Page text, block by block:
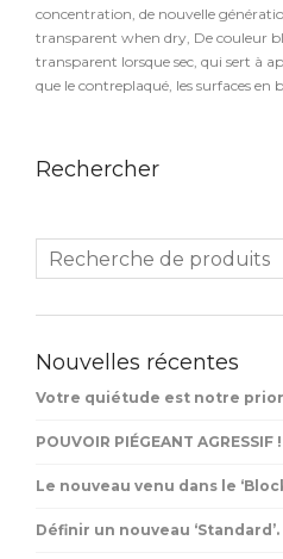
concentration, de nouvelle
transparent when dry, De couleur
transparent lorsque sec, qui sert à
que le contreplaqué, les surfaces en
Rechercher
Nouvelles récentes
Votre quiétude est notre
POUVOIR PIÉGEANT AGRESSIF !
Le nouveau venu dans le
Définir un nouveau ‘Standard’.